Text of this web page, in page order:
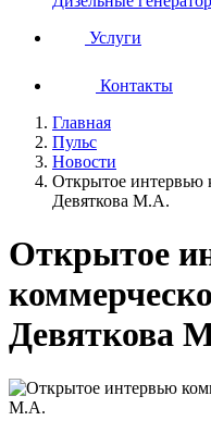
Услуги
Контакты
Главная
Пульс
Новости
Открытое интервью
Девяткова М.А.
Открытое
Девяткова